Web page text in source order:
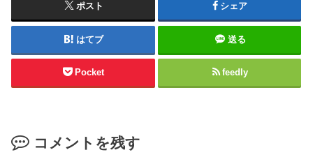
ポスト シェア
はてブ 送る
Pocket feedly
コメントを残す